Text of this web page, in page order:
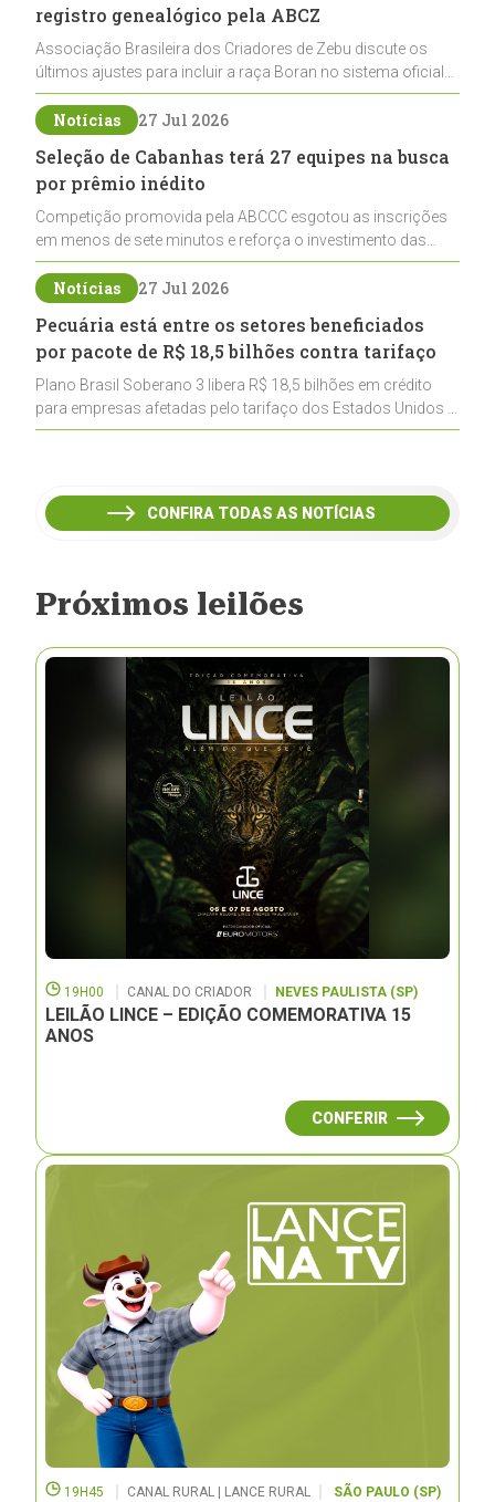
registro genealógico pela ABCZ
Associação Brasileira dos Criadores de Zebu discute os
últimos ajustes para incluir a raça Boran no sistema oficial
de registros, abrindo caminho para sua expansão na
pecuária nacional
Notícias 27 Jul 2026
Seleção de Cabanhas terá 27 equipes na busca
por prêmio inédito
Competição promovida pela ABCCC esgotou as inscrições
em menos de sete minutos e reforça o investimento das
cabanhas na seleção genética de Cavalos Crioulos voltados
ao laço
Notícias 27 Jul 2026
Pecuária está entre os setores beneficiados
por pacote de R$ 18,5 bilhões contra tarifaço
Plano Brasil Soberano 3 libera R$ 18,5 bilhões em crédito
para empresas afetadas pelo tarifaço dos Estados Unidos e
inclui a pecuária entre os setores estratégicos
CONFIRA TODAS AS NOTÍCIAS
Próximos leilões
19H00 CANAL DO CRIADOR NEVES PAULISTA (SP)
LEILÃO LINCE – EDIÇÃO COMEMORATIVA 15
ANOS
CONFERIR
19H45 CANAL RURAL | LANCE RURAL SÃO PAULO (SP)